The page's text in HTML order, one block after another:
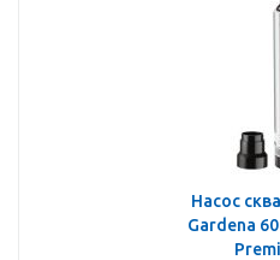
Насос
Gardena